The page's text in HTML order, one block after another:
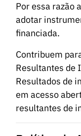
Por essa razão
adotar
financiada.
Contribuem
Resultantes de
Resultados de
em acesso
resultantes de